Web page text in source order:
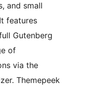
and small
features
Gutenberg
of
via the
Themepeek